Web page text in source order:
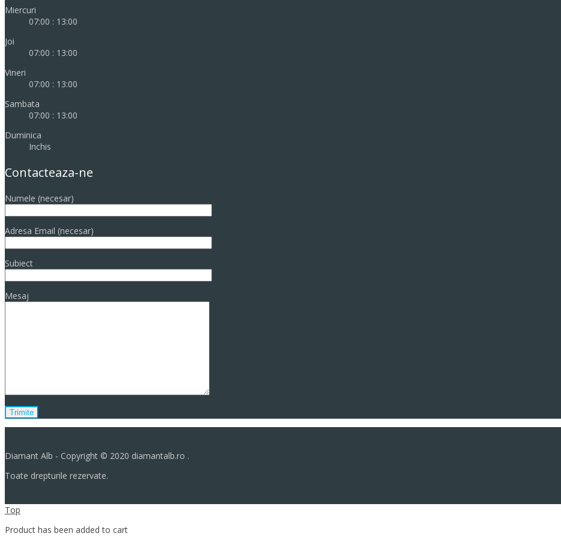
Miercuri
07:00 : 13:00
Joi
07:00 : 13:00
Vineri
07:00 : 13:00
Sambata
07:00 : 13:00
Duminica
Inchis
Contacteaza-ne
Numele (necesar)
Adresa Email (necesar)
Subiect
Mesaj
Diamant Alb - Copyright © 2020 diamantalb.ro .
Toate drepturile rezervate.
Top
Product has been added to cart